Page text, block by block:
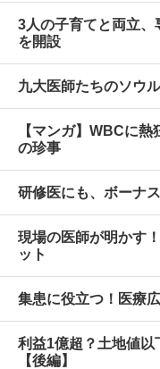
3人の子育てと両立
を開設
九大医師たちのソウ
【マンガ】WBCに
の珍事
研修医にも、ボーナ
現場の医師が明かす
ット
集患に役立つ！医療
利益1億超？土地値
【後編】